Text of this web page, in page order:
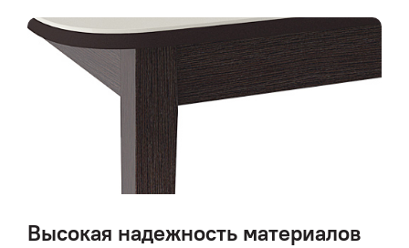
Высокая надежность материалов